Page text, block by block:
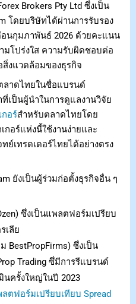
Brokers Pty Ltd ซึ่งเป็น
โดยบริษัทได้ผ่านการรับรอง
อนกุมภาพันธ์ 2026 ด้วยคะแนน
มโปร่งใส ความรับผิดชอบต่อ
งแวดล้อมของธุรกิจ
ลาดไทยในชื่อแบรนด์
เป็นผู้นำในการดูแลงานวิจัย
กอร์สำหรับตลาดไทยโดย
กอร์แห่งนี้ใช้งานง่ายและ
ย์เทรดเดอร์ไทยได้อย่างตรง
ยังเป็นผู้ร่วมก่อตั้งธุรกิจอื่น ๆ
ซึ่งเป็นแพลตฟอร์มเปรียบ
เลีย
BestPropFirms) ซึ่งเป็น
Trading ซึ่มีการรีแบรนด์
นครั้งใหญ่ในปี 2023
ตฟอร์มเปรียบเทียบ Spread